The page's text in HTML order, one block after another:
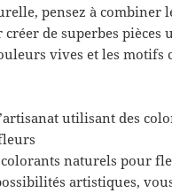
pensez à combiner
créer de superbes pièces
vives et les motifs
utilisant des
colorants naturels pour
artistiques,